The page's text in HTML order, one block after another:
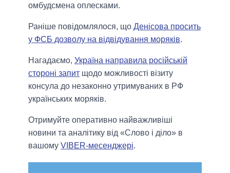
омбудсмена оплесками.
Раніше повідомлялося, що Денісова просить
у ФСБ дозволу на відвідування моряків.
Нагадаємо, Україна направила російській
стороні запит щодо можливості візиту
консула до незаконно утримуваних в РФ
українських моряків.
Отримуйте оперативно найважливіші
новини та аналітику від «Слово і діло» в
вашому VIBER-месенджері.